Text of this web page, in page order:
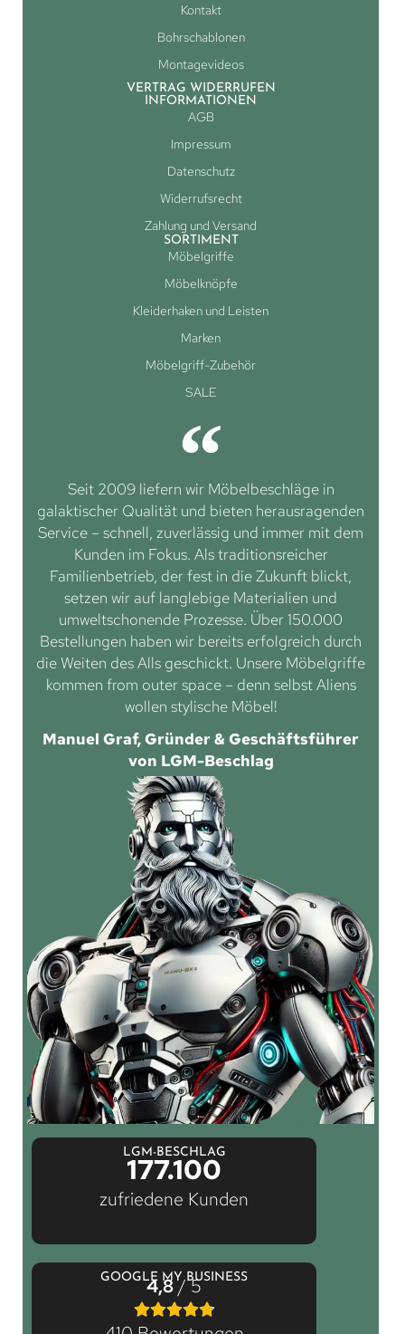
Kontakt
Bohrschablonen
Montagevideos
VERTRAG WIDERRUFEN
INFORMATIONEN
AGB
Impressum
Datenschutz
Widerrufsrecht
Zahlung und Versand
SORTIMENT
Möbelgriffe
Möbelknöpfe
Kleiderhaken und Leisten
Marken
Möbelgriff-Zubehör
SALE
Seit 2009 liefern wir Möbelbeschläge in
galaktischer Qualität und bieten herausragenden
Service – schnell, zuverlässig und immer mit dem
Kunden im Fokus. Als traditionsreicher
Familienbetrieb, der fest in die Zukunft blickt,
setzen wir auf langlebige Materialien und
umweltschonende Prozesse. Über 150.000
Bestellungen haben wir bereits erfolgreich durch
die Weiten des Alls geschickt. Unsere Möbelgriffe
kommen from outer space – denn selbst Aliens
wollen stylische Möbel!
Manuel Graf, Gründer & Geschäftsführer
von LGM-Beschlag
LGM-BESCHLAG
177.100
zufriedene Kunden
GOOGLE MY BUSINESS
4,8/ 5